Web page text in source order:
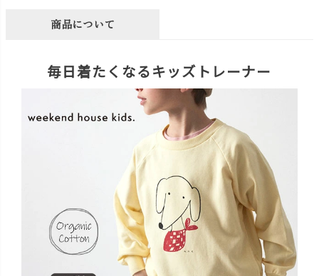
商品について
毎日着たくなるキッズトレーナー